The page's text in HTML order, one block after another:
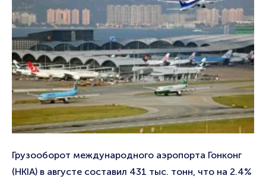
Грузооборот международного аэропорта Гонконг
(HKIA) в августе составил 431 тыс. тонн, что на 2.4%